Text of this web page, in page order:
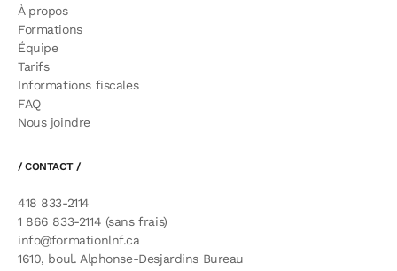
À propos
Formations
Équipe
Tarifs
Informations fiscales
FAQ
Nous joindre
/ CONTACT /
418 833-2114
1 866 833-2114 (sans frais)
info@formationlnf.ca
1610, boul. Alphonse-Desjardins Bureau